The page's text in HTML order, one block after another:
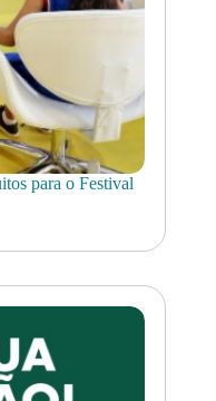
para o Festival